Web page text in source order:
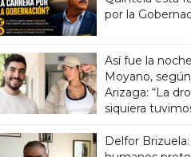
por la
Así fue la
Moyano,
Arizaga: “La
siquiera
Delfor